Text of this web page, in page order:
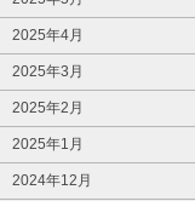
2025年4月
2025年3月
2025年2月
2025年1月
2024年12月